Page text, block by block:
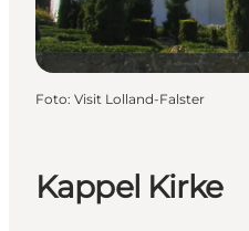
Kappel Kirke
Foto: Visit Lolland-Falster